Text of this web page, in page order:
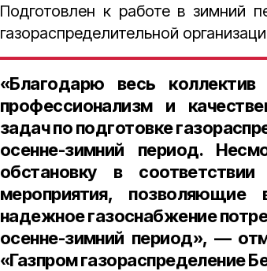
Подготовлен к работе в зимний
газораспределительной
«Благодарю весь
профессионализм и
задач по подготовке
осенне-зимний период.
обстановку в
мероприятия,
надежное газоснабжение
осенне-зимний период», —
«Газпром газораспределение